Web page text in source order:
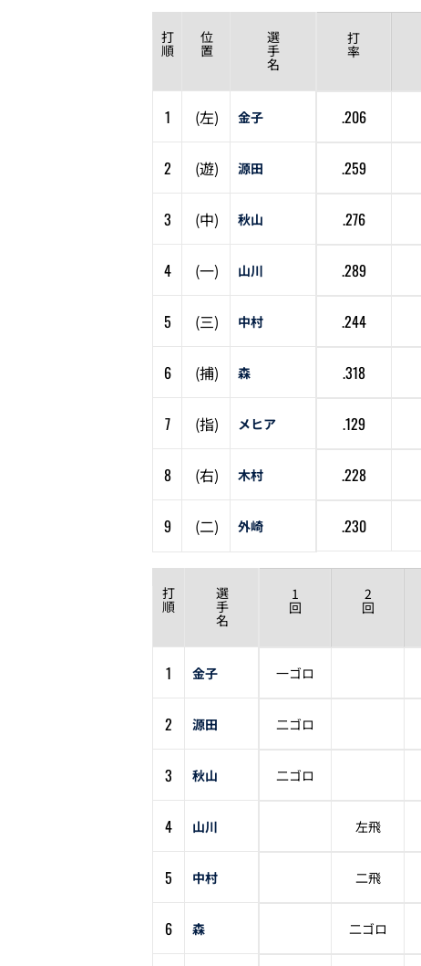
打
順
位
置
選
手
名
打
率
1 (左) 金子 .206
2 (遊) 源田 .259
3 (中) 秋山 .276
4 (一) 山川 .289
5 (三) 中村 .244
6 (捕) 森 .318
7 (指) メヒア .129
8 (右) 木村 .228
9 (二) 外崎 .230
打
順
選
手
名
1
回
2
回
1 金子 一ゴロ
2 源田 二ゴロ
3 秋山 二ゴロ
4 山川 左飛
5 中村 二飛
6 森 二ゴロ